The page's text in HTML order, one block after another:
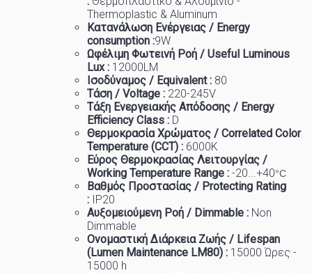
Thermoplastic & Aluminum
Κατανάλωση Ενέργειας / Energy
consumption :9W
Ωφέλιμη Φωτεινή Ροή / Useful Luminous
Lux : 12000LM
Ισοδύναμος / Equivalent : 80
Τάση / Voltage : 220-245V
Τάξη Ενεργειακής Απόδοσης / Energy
Efficiency Class : D
Θερμοκρασία Χρώματος / Correlated Color
Temperature (CCT) : 6000K
Εύρος Θερμοκρασίας Λειτουργίας /
Working Temperature Range : -20...+40°C
Βαθμός Προστασίας / Protecting Rating
: IP20
Αυξομειούμενη Ροή / Dimmable : Non
Dimmable
Ονομαστική Διάρκεια Ζωής / Lifespan
(Lumen Maintenance LM80) : 1 5000 Ώρες -
15000 h